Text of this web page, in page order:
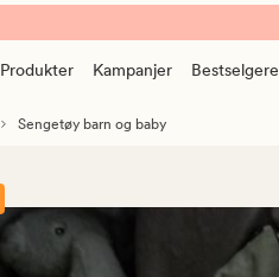
Produkter Kampanjer Bestselgere
Sengetøy barn og baby